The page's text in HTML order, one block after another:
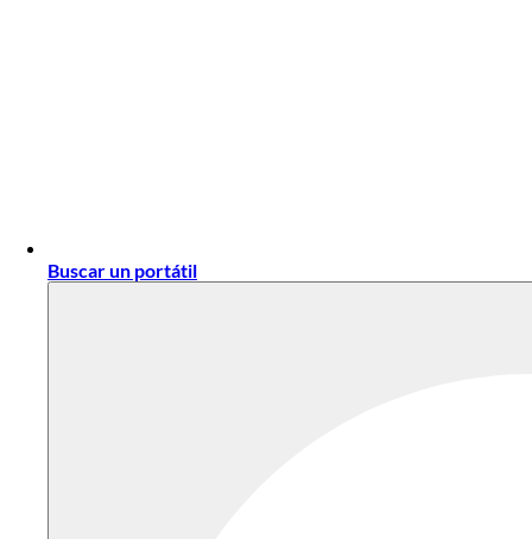
Buscar un portátil